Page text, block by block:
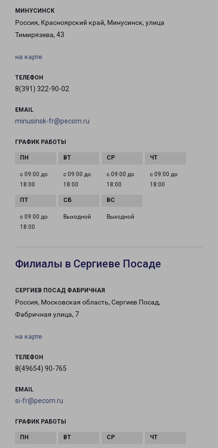
МИНУСИНСК
Россия, Красноярский край, Минусинск, улица
Тимирязева, 43
на карте
ТЕЛЕФОН
8(391) 322-90-02
EMAIL
minusinsk-fr@pecom.ru
ГРАФИК РАБОТЫ
с 09:00 до
18:00
с 09:00 до
18:00
с 09:00 до
18:00
с 09:00 до
18:00
с 09:00 до
18:00
Выходной Выходной
Филиалы в Сергиеве Посаде
СЕРГИЕВ ПОСАД ФАБРИЧНАЯ
Россия, Московская область, Сергиев Посад,
Фабричная улица, 7
на карте
ТЕЛЕФОН
8(49654) 90-765
EMAIL
si-fr@pecom.ru
ГРАФИК РАБОТЫ